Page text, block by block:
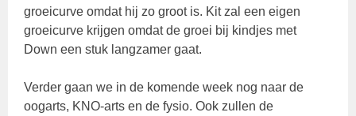
groeicurve omdat hij zo groot is. Kit zal een eigen
groeicurve krijgen omdat de groei bij kindjes met
Down een stuk langzamer gaat.
Verder gaan we in de komende week nog naar de
oogarts, KNO-arts en de fysio. Ook zullen de